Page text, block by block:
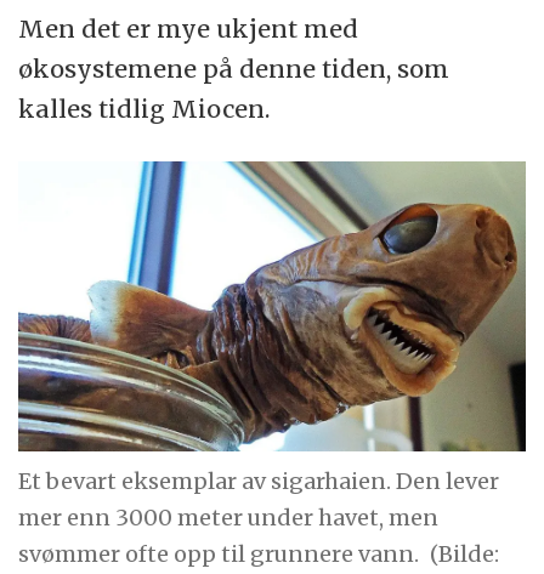
Men det er mye ukjent med
økosystemene på denne tiden, som
kalles tidlig Miocen.
Et bevart eksemplar av sigarhaien. Den lever
mer enn 3000 meter under havet, men
svømmer ofte opp til grunnere vann. (Bilde: